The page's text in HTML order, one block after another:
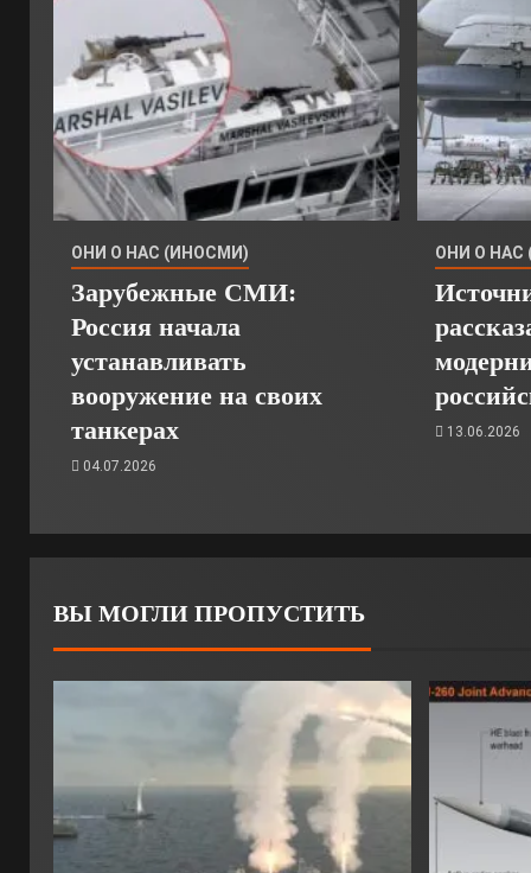
ОНИ О НАС (ИНОСМИ)
Зарубежные СМИ:
Россия начала
устанавливать
вооружение на своих
танкерах
04.07.2026
ОНИ О
13.06.2026
ВЫ МОГЛИ ПРОПУСТИТЬ